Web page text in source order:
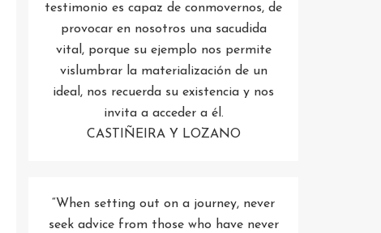
testimonio es capaz de conmovernos, de
provocar en nosotros una sacudida
vital, porque su ejemplo nos permite
vislumbrar la materialización de un
ideal, nos recuerda su existencia y nos
invita a acceder a él.
CASTIÑEIRA Y LOZANO
“When setting out on a journey, never
seek advice from those who have never